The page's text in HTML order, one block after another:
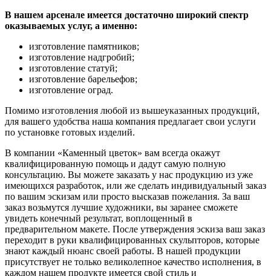
В нашем арсенале имеется достаточно широкий спектр
оказываемых услуг, а именно:
изготовление памятников;
изготовление надгробий;
изготовление статуй;
изготовление барельефов;
изготовление оград.
Помимо изготовления любой из вышеуказанных продукций,
для вашего удобства наша компания предлагает свои услуги
по установке готовых изделий.
В компании «Каменный цветок» вам всегда окажут
квалифицированную помощь и дадут самую полную
консультацию. Вы можете заказать у нас продукцию из уже
имеющихся разработок, или же сделать индивидуальный заказ
по вашим эскизам или просто высказав пожелания. За ваш
заказ возьмутся лучшие художники, вы заранее сможете
увидеть конечный результат, воплощенный в
предварительном макете. После утверждения эскиза ваш заказ
переходит в руки квалифицированных скульпторов, которые
знают каждый нюанс своей работы. В нашей продукции
присутствует не только великолепное качество исполнения, в
каждом нашем продукте имеется свой стиль и